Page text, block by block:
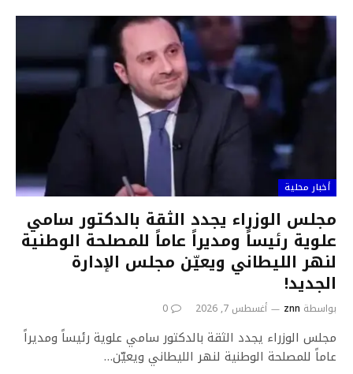
أخبار محلية
مجلس الوزراء يجدد الثقة بالدكتور سامي
علوية رئيساً ومديراً عاماً للمصلحة الوطنية
لنهر الليطاني ويعيّن مجلس الإدارة
الجديد!
بواسطة znn أغسطس 7, 2026 0
مجلس الوزراء يجدد الثقة بالدكتور سامي علوية رئيساً ومديراً
عاماً للمصلحة الوطنية لنهر الليطاني ويعيّن…